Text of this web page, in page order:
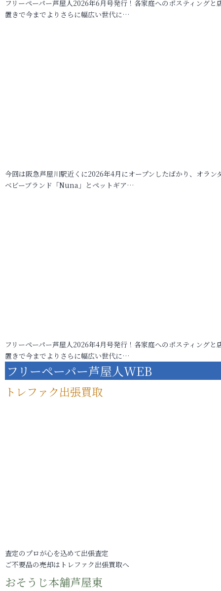
フリーペーパー芦屋人2026年6月号発行！各家庭へのポスティングと
置きで今までよりさらに幅広い世代に…
今回は阪急芦屋川駅近くに2026年4月にオープンしたばかり、オラン
ベビーブランド「Nuna」とペットギア…
フリーペーパー芦屋人2026年4月号発行！各家庭へのポスティングと
置きで今までよりさらに幅広い世代に…
フリーペーパー芦屋人WEB
トレファク出張買取
査定のプロが心を込めて出張査定
ご不要品の売却はトレファク出張買取へ
おそうじ本舗芦屋東